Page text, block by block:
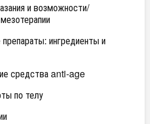
и возможности/
ингредиенты и
средства anti-age
по телу